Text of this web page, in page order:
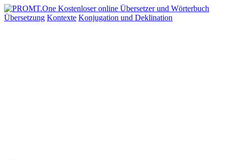
Übersetzung Kontexte Konjugation und Deklination